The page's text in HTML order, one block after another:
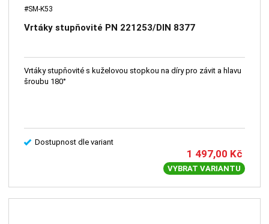
#SM-K53
Vrtáky stupňovité PN 221253/DIN 8377
Vrtáky stupňovité s kuželovou stopkou na díry pro závit a hlavu
šroubu 180°
Dostupnost dle variant
1 497,00 Kč
VYBRAT VARIANTU